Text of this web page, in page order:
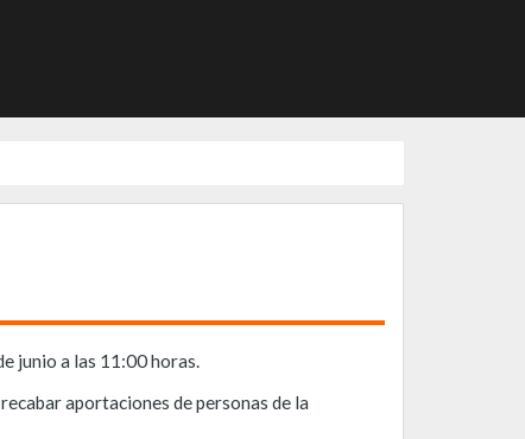
junio a las 11:00 horas.
aportaciones de personas de la